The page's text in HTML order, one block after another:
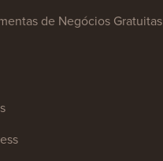
de Negócios Gratuitas